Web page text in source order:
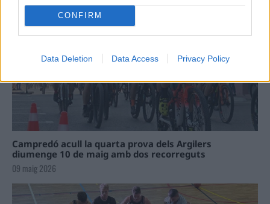
CONFIRM
Data Deletion Data Access Privacy Policy
Campredó acull la quarta prova dels Argilers
diumenge 10 de maig amb dos recorreguts
09 maig 2026